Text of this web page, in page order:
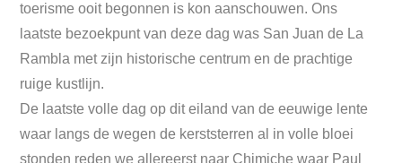
toerisme ooit begonnen is kon aanschouwen. Ons
laatste bezoekpunt van deze dag was San Juan de La
Rambla met zijn historische centrum en de prachtige
ruige kustlijn.
De laatste volle dag op dit eiland van de eeuwige lente
waar langs de wegen de kerststerren al in volle bloei
stonden reden we allereerst naar Chimiche waar Paul